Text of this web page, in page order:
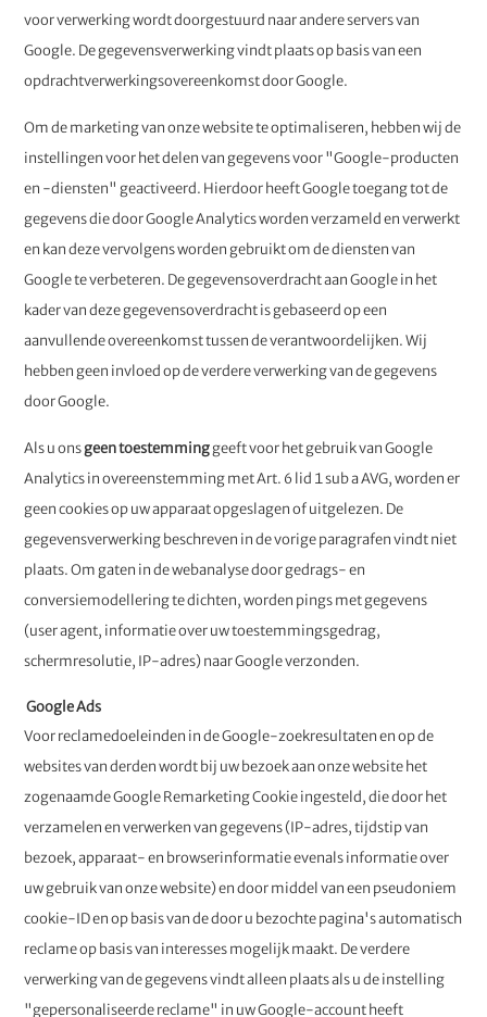
voor verwerking wordt doorgestuurd naar andere servers van
Google. De gegevensverwerking vindt plaats op basis van een
opdrachtverwerkingsovereenkomst door Google.
Om de marketing van onze website te optimaliseren, hebben wij de
instellingen voor het delen van gegevens voor "Google-producten
en -diensten" geactiveerd. Hierdoor heeft Google toegang tot de
gegevens die door Google Analytics worden verzameld en verwerkt
en kan deze vervolgens worden gebruikt om de diensten van
Google te verbeteren. De gegevensoverdracht aan Google in het
kader van deze gegevensoverdracht is gebaseerd op een
aanvullende overeenkomst tussen de verantwoordelijken. Wij
hebben geen invloed op de verdere verwerking van de gegevens
door Google.
Als u onsgeen toestemminggeeft voor het gebruik van Google
Analytics in overeenstemming met Art. 6 lid 1 sub a AVG, worden er
geen cookies op uw apparaat opgeslagen of uitgelezen. De
gegevensverwerking beschreven in de vorige paragrafen vindt niet
plaats. Om gaten in de webanalyse door gedrags- en
conversiemodellering te dichten, worden pings met gegevens
(user agent, informatie over uw toestemmingsgedrag,
schermresolutie, IP-adres) naar Google verzonden.
Google Ads
Voor reclamedoeleinden in de Google-zoekresultaten en op de
websites van derden wordt bij uw bezoek aan onze website het
zogenaamde Google Remarketing Cookie ingesteld, die door het
verzamelen en verwerken van gegevens (IP-adres, tijdstip van
bezoek, apparaat- en browserinformatie evenals informatie over
uw gebruik van onze website) en door middel van een pseudoniem
cookie-ID en op basis van de door u bezochte pagina's automatisch
reclame op basis van interesses mogelijk maakt. De verdere
verwerking van de gegevens vindt alleen plaats als u de instelling
"gepersonaliseerde reclame" in uw Google-account heeft